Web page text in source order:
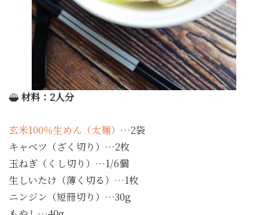
材料：2人分
玄米100％生めん（太麺） …2袋
キャベツ（ざく切り）…2枚
玉ねぎ（くし切り）…1/6個
生しいたけ（薄く切る）…1枚
ニンジン（短冊切り）…30g